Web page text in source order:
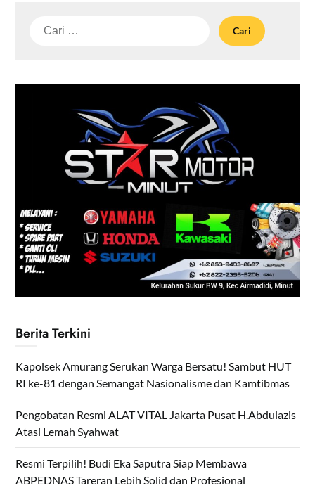
Cari
Berita Terkini
Kapolsek Amurang Serukan Warga Bersatu! Sambut HUT
RI ke-81 dengan Semangat Nasionalisme dan Kamtibmas
Pengobatan Resmi ALAT VITAL Jakarta Pusat H.Abdulazis
Atasi Lemah Syahwat
Resmi Terpilih! Budi Eka Saputra Siap Membawa
ABPEDNAS Tareran Lebih Solid dan Profesional